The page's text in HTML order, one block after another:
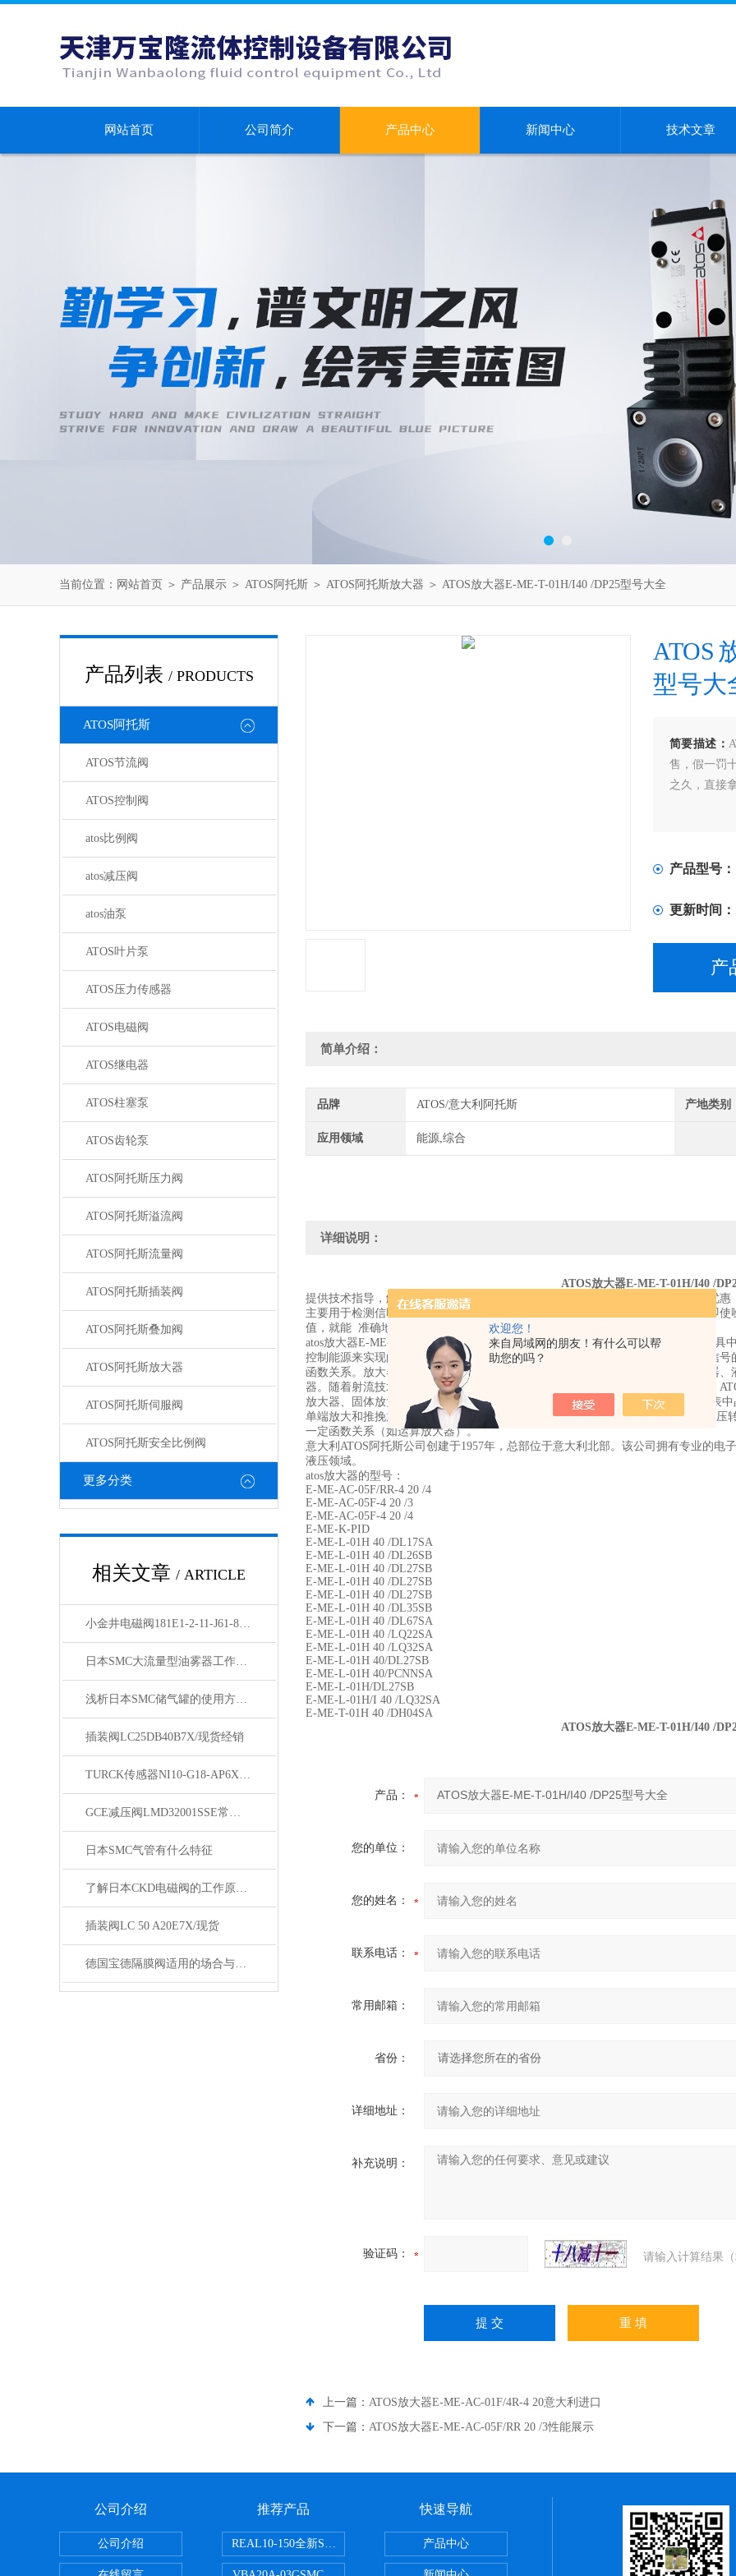
欢迎您！
来自局域网的朋友！有什么可以帮
助您的吗？
网站首页 公司简介 产品中心 新闻中心 技术文章
当前位置： 网站首页 ＞ 产品展示 ＞ ATOS阿托斯 ＞ ATOS阿托斯放大器 ＞ ATOS放大器E-ME-T-01H/I40 /DP25型号大全
产品列表 / PRODUCTS
ATOS阿托斯
ATOS节流阀
ATOS控制阀
atos比例阀
atos减压阀
atos油泵
ATOS叶片泵
ATOS压力传感器
ATOS电磁阀
ATOS继电器
ATOS柱塞泵
ATOS齿轮泵
ATOS阿托斯压力阀
ATOS阿托斯溢流阀
ATOS阿托斯流量阀
ATOS阿托斯插装阀
ATOS阿托斯叠加阀
ATOS阿托斯放大器
ATOS阿托斯伺服阀
ATOS阿托斯安全比例阀
更多分类
相关文章 / ARTICLE
小金井电磁阀181E1-2-11-J61-83-L原理
日本SMC大流量型油雾器工作原理与使用注意事项
浅析日本SMC储气罐的使用方法以及工作原理
插装阀LC25DB40B7X/现货经销
TURCK传感器NI10-G18-AP6X7M发货
GCE减压阀LMD32001SSE常规型号
日本SMC气管有什么特征
了解日本CKD电磁阀的工作原理与特点
插装阀LC 50 A20E7X/现货
德国宝德隔膜阀适用的场合与安装技巧
ATOS
型号大
简要描述：
售，假一罚
之久，直接
产品型号：
更新时间：
产
简单介绍：
品牌 ATOS/意大利阿托斯 产地类别
应用领域 能源,综合
详细说明：
ATOS放大器E-ME-T-01H/I40 /
提供技术指导，解决你的操作问题，我们报价快，货期短，质量有保证，价格有优惠
主要用于检测信噪比很低的微弱信号。即使有用的信号被淹没在噪声信号里面，即
值，就能 准确地测量出这个信号的幅值。
atos放大器E-ME-T-01H/I40 /DP25增加信号幅度或功率的装置，它是自动化技术工
控制能源来实现的，放大所需功耗由能源提供。对于线性放大器，输出就是输入信
函数关系。放大器按所处理信号物理量分为机械放大器、机电放大器、电子放大器
器。随着射流技术（见射流元件）的推广，液动或气动放大器的应用也逐渐增多。
放大器、固体放大器和磁放大器，其中又以晶体管放大器应用zui广。在自动化仪表
单端放大和推挽放大。此外，还常用于阻抗匹配、隔离、电流-电压转换、电荷-电
一定函数关系（如运算放大器）。
意大利ATOS阿托斯公司创建于1957年，总部位于意大利北部。该公司拥有专业的
液压领域。
atos放大器的型号：
E-ME-AC-05F/RR-4 20 /4
E-ME-AC-05F-4 20 /3
E-ME-AC-05F-4 20 /4
E-ME-K-PID
E-ME-L-01H 40 /DL17SA
E-ME-L-01H 40 /DL26SB
E-ME-L-01H 40 /DL27SB
E-ME-L-01H 40 /DL27SB
E-ME-L-01H 40 /DL27SB
E-ME-L-01H 40 /DL35SB
E-ME-L-01H 40 /DL67SA
E-ME-L-01H 40 /LQ22SA
E-ME-L-01H 40 /LQ32SA
E-ME-L-01H 40/DL27SB
E-ME-L-01H 40/PCNNSA
E-ME-L-01H/DL27SB
E-ME-L-01H/I 40 /LQ32SA
E-ME-T-01H 40 /DH04SA
ATOS放大器E-ME-T-01H/I40 /
产品：
您的单位：
您的姓名：
联系电话：
常用邮箱：
省份：
详细地址：
补充说明：
验证码： 请输入计算结果
上一篇： ATOS放大器E-ME-AC-01F/4R-4 20意大利进口
下一篇： ATOS放大器E-ME-AC-05F/RR 20 /3性能展示
公司介绍
公司介绍
推荐产品
REAL10-150全新SMC正弦无杆缸REA系列,SMC深圳经销商
快速导航
产品中心